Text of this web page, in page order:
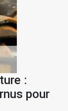
:
pour